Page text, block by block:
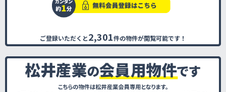
ご登録いただくと2,301件の物件が閲覧可能です！